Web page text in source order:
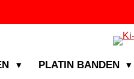
PLATIN BANDEN